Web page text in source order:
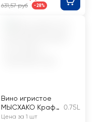
631,57 руб -28%
Вино игристое
МЫСХАКО Крафт
роз. брют
0.75L
Цена за 1 шт